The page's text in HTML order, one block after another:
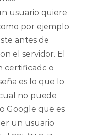
usuario quiere
por ejemplo
antes de
el servidor. El
certificado o
es lo que lo
no puede
Google que es
un usuario